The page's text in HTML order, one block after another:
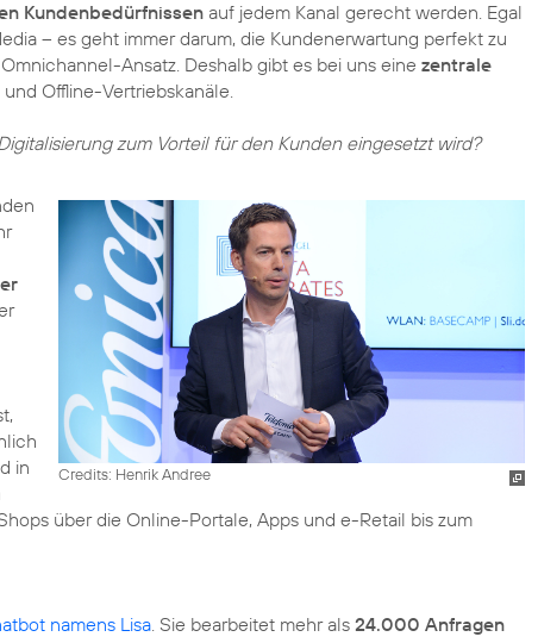
Kundenbedürfnissen auf jedem Kanal gerecht werden. Egal
– es geht immer darum, die Kundenerwartung perfekt zu
Ansatz. Deshalb gibt es bei uns eine zentrale
Offline-Vertriebskanäle.
zum Vorteil für den Kunden eingesetzt wird?
Credits: Henrik Andree
in
über die Online-Portale, Apps und e-Retail bis zum
namens Lisa. Sie bearbeitet mehr als 24.000 Anfragen